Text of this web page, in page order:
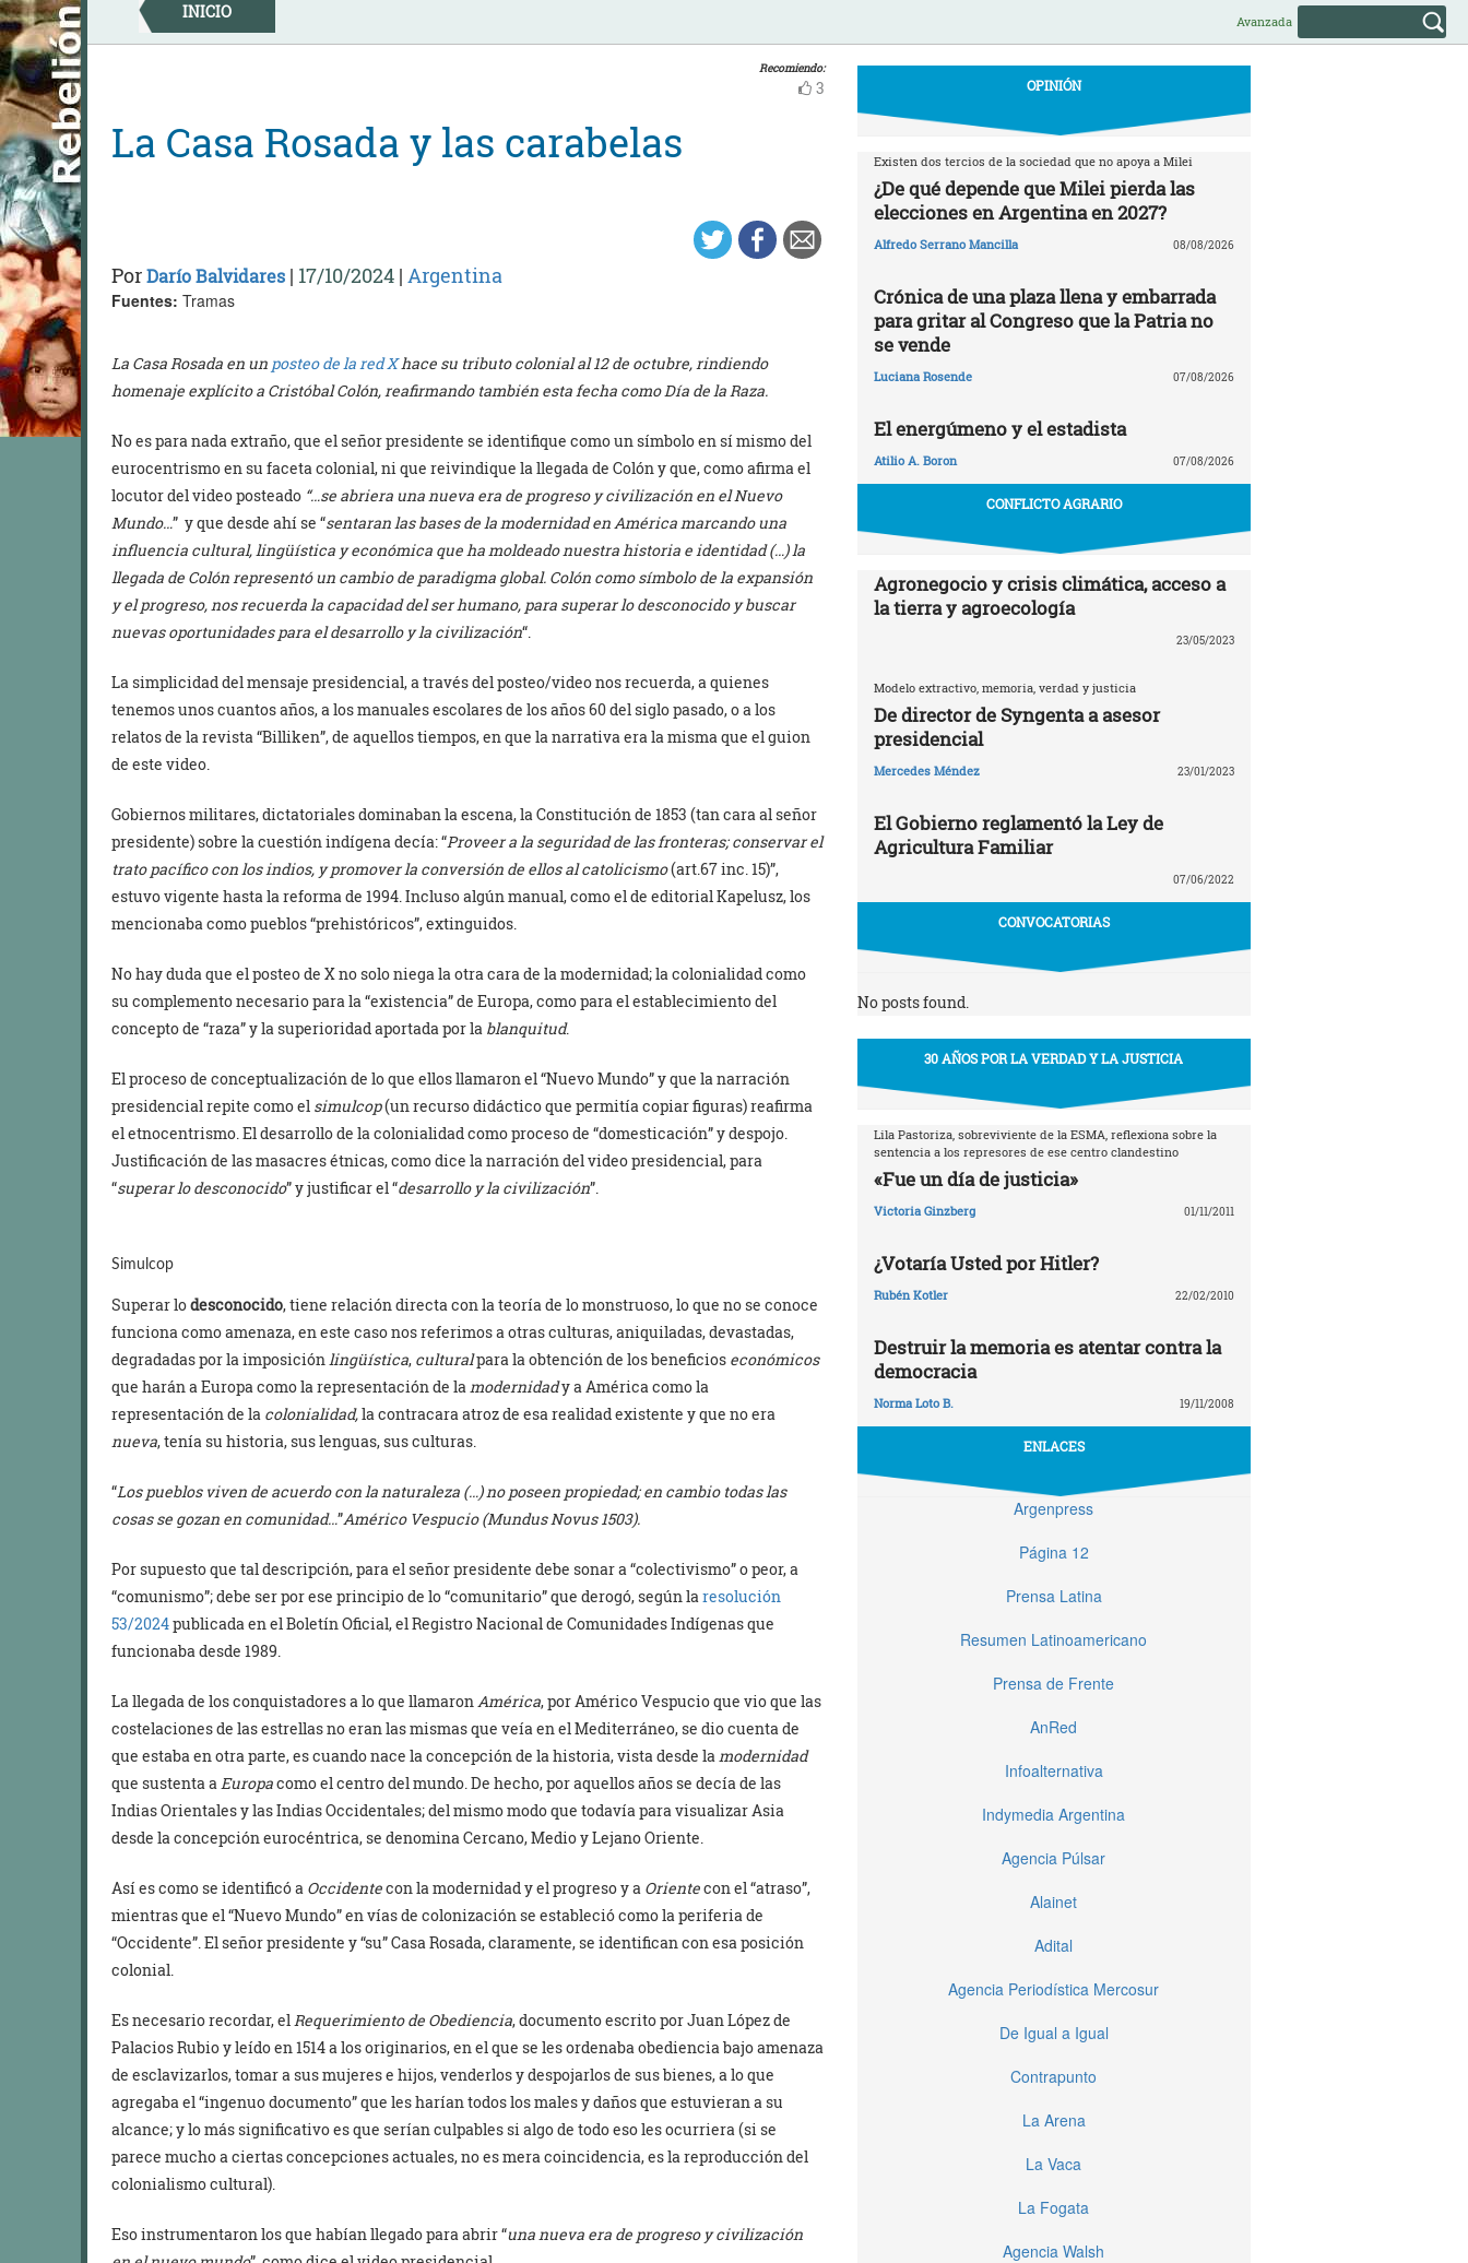
Skip
to
content
INICIO Avanzada
Recomiendo:
3
La Casa Rosada y las carabelas
PorDarío Balvidares | 17/10/2024 | Argentina
Fuentes: Tramas
La Casa Rosada en un posteo de la red Xhace su tributo colonial al 12 de octubre, rindiendo
homenaje explícito a Cristóbal Colón, reafirmando también esta fecha como Día de la Raza.
No es para nada extraño, que el señor presidente se identifique como un símbolo en sí mismo del
eurocentrismo en su faceta colonial, ni que reivindique la llegada de Colón y que, como afirma el
locutor del video posteado “…se abriera una nueva era de progreso y civilización en el Nuevo
Mundo…” y que desde ahí se “sentaran las bases de la modernidad en América marcando una
influencia cultural, lingüística y económica que ha moldeado nuestra historia e identidad (…) la
llegada de Colón representó un cambio de paradigma global. Colón como símbolo de la expansión
y el progreso, nos recuerda la capacidad del ser humano, para superar lo desconocido y buscar
nuevas oportunidades para el desarrollo y la civilización“.
La simplicidad del mensaje presidencial, a través del posteo/video nos recuerda, a quienes
tenemos unos cuantos años, a los manuales escolares de los años 60 del siglo pasado, o a los
relatos de la revista “Billiken”, de aquellos tiempos, en que la narrativa era la misma que el guion
de este video.
Gobiernos militares, dictatoriales dominaban la escena, la Constitución de 1853 (tan cara al señor
presidente) sobre la cuestión indígena decía: “Proveer a la seguridad de las fronteras; conservar el
trato pacífico con los indios, y promover la conversión de ellos al catolicismo(art.67 inc. 15)”,
estuvo vigente hasta la reforma de 1994. Incluso algún manual, como el de editorial Kapelusz, los
mencionaba como pueblos “prehistóricos”, extinguidos.
No hay duda que el posteo de X no solo niega la otra cara de la modernidad; la colonialidad como
su complemento necesario para la “existencia” de Europa, como para el establecimiento del
concepto de “raza” y la superioridad aportada por la blanquitud.
El proceso de conceptualización de lo que ellos llamaron el “Nuevo Mundo” y que la narración
presidencial repite como el simulcop(un recurso didáctico que permitía copiar figuras) reafirma
el etnocentrismo. El desarrollo de la colonialidad como proceso de “domesticación” y despojo.
Justificación de las masacres étnicas, como dice la narración del video presidencial, para
“superar lo desconocido” y justificar el “desarrollo y la civilización”.
Simulcop
Superar lodesconocido, tiene relación directa con la teoría de lo monstruoso, lo que no se conoce
funciona como amenaza, en este caso nos referimos a otras culturas, aniquiladas, devastadas,
degradadas por la imposiciónlingüística, culturalpara la obtención de los beneficios económicos
que harán a Europa como la representación de lamodernidady a América como la
representación de la colonialidad,la contracara atroz de esa realidad existente y que no era
nueva, tenía su historia, sus lenguas, sus culturas.
“Los pueblos viven de acuerdo con la naturaleza (…) no poseen propiedad; en cambio todas las
cosas se gozan en comunidad…”Américo Vespucio (Mundus Novus 1503).
Por supuesto que tal descripción, para el señor presidente debe sonar a “colectivismo” o peor, a
“comunismo”; debe ser por ese principio de lo “comunitario” que derogó, según laresolución
53/2024publicada en el Boletín Oficial, el Registro Nacional de Comunidades Indígenas que
funcionaba desde 1989.
La llegada de los conquistadores a lo que llamaronAmérica, por Américo Vespucio que vio que las
costelaciones de las estrellas no eran las mismas que veía en el Mediterráneo, se dio cuenta de
que estaba en otra parte, es cuando nace la concepción de la historia, vista desde lamodernidad
que sustenta aEuropacomo el centro del mundo. De hecho, por aquellos años se decía de las
Indias Orientales y las Indias Occidentales; del mismo modo que todavía para visualizar Asia
desde la concepción eurocéntrica, se denomina Cercano, Medio y Lejano Oriente.
Así es como se identificó a Occidentecon la modernidad y el progreso y a Orientecon el “atraso”,
mientras que el “Nuevo Mundo” en vías de colonización se estableció como la periferia de
“Occidente”. El señor presidente y “su” Casa Rosada, claramente, se identifican con esa posición
colonial.
Es necesario recordar, elRequerimiento de Obediencia, documento escrito por Juan López de
Palacios Rubio y leído en 1514 a los originarios, en el que se les ordenaba obediencia bajo amenaza
de esclavizarlos, tomar a sus mujeres e hijos, venderlos y despojarlos de sus bienes, a lo que
agregaba el “ingenuo documento” que les harían todos los males y daños que estuvieran a su
alcance; y lo más significativo es que serían culpables si algo de todo eso les ocurriera (si se
parece mucho a ciertas concepciones actuales, no es mera coincidencia, es la reproducción del
colonialismo cultural).
Eso instrumentaron los que habían llegado para abrir “una nueva era de progreso y civilización
OPINIÓN
Existen dos tercios de la sociedad que no apoya a Milei
¿De qué depende que Milei pierda las
elecciones en Argentina en 2027?
Alfredo Serrano Mancilla 08/08/2026
Crónica de una plaza llena y embarrada
para gritar al Congreso que la Patria no
se vende
Luciana Rosende 07/08/2026
El energúmeno y el estadista
Atilio A. Boron 07/08/2026
CONFLICTO AGRARIO
Agronegocio y crisis climática, acceso a
la tierra y agroecología
23/05/2023
Modelo extractivo, memoria, verdad y justicia
De director de Syngenta a asesor
presidencial
Mercedes Méndez 23/01/2023
El Gobierno reglamentó la Ley de
Agricultura Familiar
07/06/2022
CONVOCATORIAS
No posts found.
30 AÑOS POR LA VERDAD Y LA JUSTICIA
Lila Pastoriza, sobreviviente de la ESMA, reflexiona sobre la
sentencia a los represores de ese centro clandestino
«Fue un día de justicia»
Victoria Ginzberg 01/11/2011
¿Votaría Usted por Hitler?
Rubén Kotler 22/02/2010
Destruir la memoria es atentar contra la
democracia
Norma Loto B. 19/11/2008
ENLACES
Argenpress
Página 12
Prensa Latina
Resumen Latinoamericano
Prensa de Frente
AnRed
Infoalternativa
Indymedia Argentina
Agencia Púlsar
Alainet
Adital
Agencia Periodística Mercosur
De Igual a Igual
Contrapunto
La Arena
La Vaca
La Fogata
Agencia Walsh